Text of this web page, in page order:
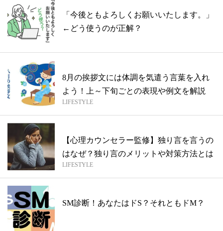
「今後ともよろしくお願いいたします。」
←どう使うのが正解？
8月の挨拶文には体調を気遣う言葉を入れ
よう！上～下旬ごとの表現や例文を解説
LIFESTYLE
【心理カウンセラー監修】独り言を言うの
はなぜ？独り言のメリットや対策方法とは
LIFESTYLE
SM診断！あなたはドS？それともドM？